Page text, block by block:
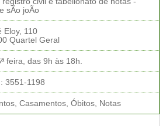
sÃo joÃo
Eloy, 110
Quartel Geral
feira, das 9h às 18h.
3551-1198
Casamentos, Óbitos, Notas